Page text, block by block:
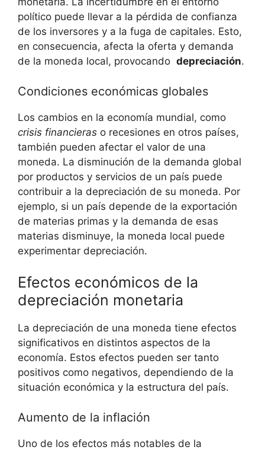
político puede llevar ⁣a la pérdida de ⁣confianza
de los‍ inversores ⁢y a la fuga ‌de capitales. Esto,
en ⁣consecuencia, afecta la oferta‍ y demanda⁢
de la moneda ⁤local, ⁢provocando ​ depreciación.
Condiciones económicas globales
Los cambios en la economía mundial, como ‌
crisis‌ financieras o recesiones en otros ⁢países,​
también pueden afectar‍ el valor de una
moneda. La disminución de ‌la demanda ​global
por ​productos y servicios ⁣de un país puede
contribuir a la depreciación ‍de⁣ su moneda. Por
ejemplo, si un país depende ⁣de la exportación
‌de materias primas ⁣y la demanda de ‌esas
materias disminuye, la moneda ⁢local puede
experimentar depreciación.
Efectos ‌económicos de la
depreciación monetaria
La ⁤depreciación de una moneda tiene efectos
‌significativos en distintos ⁣aspectos de la
economía. Estos efectos pueden ser tanto
positivos como negativos, dependiendo de la
situación económica y la estructura del‌ país.
Aumento‍ de la inflación
Uno de los⁣ efectos‍ más notables⁤ de la